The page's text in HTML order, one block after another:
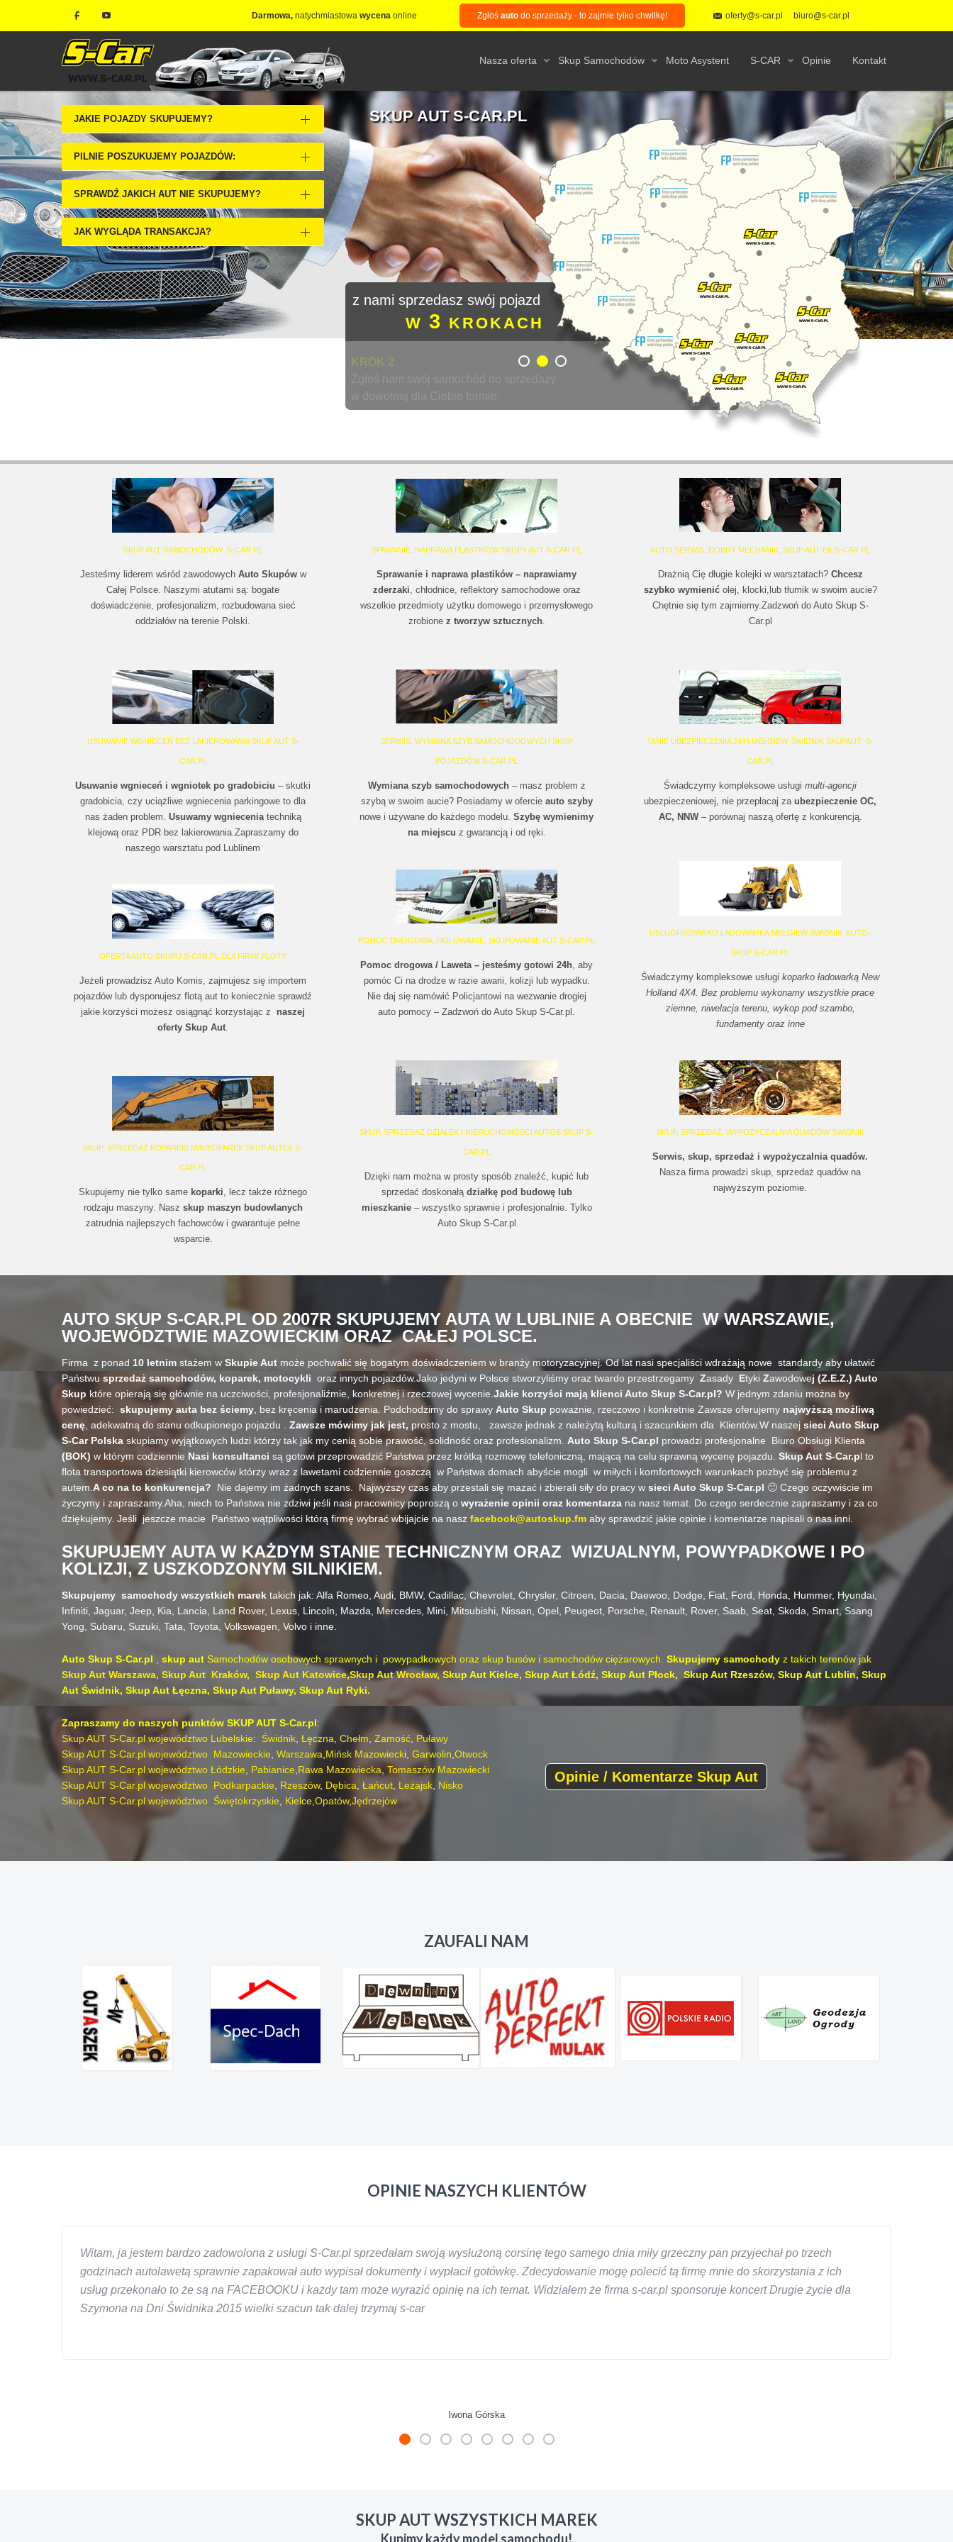
Darmowa, natychmiastowa wycena online Zgłoś auto do sprzedaży - to zajmie tylko chwilkę! oferty@s-car.pl biuro@s-car.pl
Nasza oferta Skup Samochodów Moto Asystent S-CAR Opinie Kontakt
JAKIE POJAZDY SKUPUJEMY?
PILNIE POSZUKUJEMY POJAZDÓW:
SPRAWDŹ JAKICH AUT NIE SKUPUJEMY?
JAK WYGLĄDA TRANSAKCJA?
SKUP AUT S-CAR.PL
z nami sprzedasz swój pojazd
W 3 KROKACH
KROK 2
SKUP AUT SAMOCHODÓW S-CAR.PL
Jesteśmy liderem wśród zawodowych Auto Skupóww
Całej Polsce. Naszymi atutami są: bogate
doświadczenie, profesjonalizm, rozbudowana sieć
oddziałów na terenie Polski.
USUWANIE WGNIECEŃ BEZ LAKIEROWANIA SKUP AUT S-
CAR.PL
Usuwanie wgnieceń i wgniotek po gradobiciu – skutki
gradobicia, czy uciążliwe wgniecenia parkingowe to dla
nas żaden problem. Usuwamy wgnieceniatechniką
klejową oraz PDR bez lakierowania.Zapraszamy do
naszego warsztatu pod Lublinem
OFERTA AUTO SKUPU S-CAR.PL DLA FIRM/ FLOTY
Jeżeli prowadzisz Auto Komis, zajmujesz się importem
pojazdów lub dysponujesz flotą aut to koniecznie sprawdź
jakie korzyści możesz osiągnąć korzystając z naszej
oferty Skup Aut.
SKUP, SPRZEDAŻ KOPAREK/ MINIKOPAREK SKUP AUTEK S-
CAR.PL
Skupujemy nie tylko same koparki, lecz także różnego
rodzaju maszyny. Nasz skup maszyn budowlanych
zatrudnia najlepszych fachowców i gwarantuje pełne
wsparcie.
SPAWANIE, NAPRAWA PLASTIKÓW SKUPY AUT S-CAR.PL
Sprawanie i naprawa plastików – naprawiamy
zderzaki, chłodnice, reflektory samochodowe oraz
wszelkie przedmioty użytku domowego i przemysłowego
zrobione z tworzyw sztucznych.
SERWIS, WYMIANA SZYB SAMOCHODOWYCH SKUP
POJAZDÓW S-CAR.PL
Wymiana szyb samochodowych– masz problem z
szybą w swoim aucie? Posiadamy w ofercie auto szyby
nowe i używane do każdego modelu. Szybę wymienimy
na miejscu z gwarancją i od ręki.
POMOC DROGOWA, HOLOWANIE, SKUPOWANIE AUT S-CAR.PL
Pomoc drogowa / Laweta – jesteśmy gotowi 24h, aby
pomóc Ci na drodze w razie awarii, kolizji lub wypadku.
Nie daj się namówić Policjantowi na wezwanie drogiej
auto pomocy – Zadzwoń do Auto Skup S-Car.pl.
SKUP, SPRZEDAŻ DZIAŁEK I NIERUCHOMOŚCI AUTOS SKUP S-
CAR.PL
Dzięki nam można w prosty sposób znaleźć, kupić lub
sprzedać doskonałą działkę pod budowę lub
mieszkanie– wszystko sprawnie i profesjonalnie. Tylko
Auto Skup S-Car.pl
AUTO SERWIS, DOBRY MECHANIK, SKUP AUT-EK S-CAR.PL
Drażnią Cię długie kolejki w warsztatach? Chcesz
szybko wymienićolej, klocki,lub tłumik w swoim aucie?
Chętnie się tym zajmiemy.Zadzwoń do Auto Skup S-
Car.pl
TANIE UBEZPIECZENIA 24/H MEŁGIEW, ŚWIDNIK SKUPAUT S-
CAR.PL
Świadczymy kompleksowe usługi multi-agencji
ubezpieczeniowej, nie przepłacaj za ubezpieczenie OC,
AC, NNW– porównaj naszą ofertę z konkurencją.
USŁUGI KOPARKO ŁADOWARKĄ MEŁGIEW ŚWIDNIK AUTO-
SKUP S-CAR.PL
Świadczymy kompleksowe usługi koparko ładowarką New
Holland 4X4. Bez problemu wykonamy wszystkie prace
ziemne, niwelacja terenu, wykop pod szambo,
fundamenty oraz inne
SKUP, SPRZEDAŻ, WYPOŻYCZALNIA QUADÓW ŚWIDNIK
Serwis, skup, sprzedaż i wypożyczalnia quadów.
Nasza firma prowadzi skup, sprzedaż quadów na
najwyższym poziomie.
AUTO SKUP S-CAR.PLOD 2007R SKUPUJEMY AUTA W LUBLINIE A OBECNIE WWARSZAWIE,
WOJEWÓDZTWIE MAZOWIECKIMORAZCAŁEJ POLSCE.
Firma z ponad 10 letnim stażem w Skupie Aut może pochwalić się bogatym doświadczeniem w branży motoryzacyjnej. Od lat nasi specjaliści wdrażają nowe standardy aby ułatwić
Państwu sprzedaż samochodów, koparek, motocykli oraz innych pojazdów.Jako jedyni w Polsce stworzyliśmy oraz twardo przestrzegamy Zasady Etyki Zawodowej (Z.E.Z.) Auto
Skup które opierają się głównie na uczciwości, profesjonaliźmie, konkretnej i rzeczowej wycenie. Jakie korzyści mają klienci Auto Skup S-Car.pl? W jednym zdaniu można by
powiedzieć: skupujemy auta bez ściemy , bez kręcenia i marudzenia. Podchodzimy do sprawy Auto Skup poważnie, rzeczowo i konkretnie Zawsze oferujemy najwyższą możliwą
cenę , adekwatną do stanu odkupionego pojazdu . Zawsze mówimy jak jest, prosto z mostu, zawsze jednak z należytą kulturą i szacunkiem dla Klientów.W naszej sieci Auto Skup
S-Car Polska skupiamy wyjątkowych ludzi którzy tak jak my cenią sobie prawość, solidność oraz profesionalizm. Auto Skup S-Car.pl prowadzi profesjonalne Biuro Obsługi Klienta
(BOK) w którym codziennie Nasi konsultanci są gotowi przeprowadzić Państwa przez krótką rozmowę telefoniczną, mającą na celu sprawną wycenę pojazdu. Skup Aut S-Car.pl to
flota transportowa dziesiątki kierowców którzy wraz z lawetami codziennie goszczą w Państwa domach abyście mogli w miłych i komfortowych warunkach pozbyć się problemu z
autem. A co na to konkurencja? Nie dajemy im żadnych szans. Najwyższy czas aby przestali się mazać i zbierali siły do pracy w sieci Auto Skup S-Car.pl 🙂 Czego oczywiście im
życzymy i zapraszamy.Aha, niech to Państwa nie zdziwi jeśli nasi pracownicy poproszą o wyrażenie opinii oraz komentarza na nasz temat. Do czego serdecznie zapraszamy i za co
dziękujemy. Jeśli jeszcze macie Państwo wątpliwości którą firmę wybrać wbijajcie na nasz facebook@autoskup.fm aby sprawdzić jakie opinie i komentarze napisali o nas inni.
SKUPUJEMY AUTA W KAŻDYM STANIE TECHNICZNYM ORAZ WIZUALNYM, POWYPADKOWE I PO
KOLIZJI, Z USZKODZONYM SILNIKIEM.
Skupujemy samochody wszystkich marek takich jak: Alfa Romeo, Audi, BMW, Cadillac, Chevrolet, Chrysler, Citroen, Dacia, Daewoo, Dodge, Fiat, Ford, Honda, Hummer, Hyundai,
Infiniti, Jaguar, Jeep, Kia, Lancia, Land Rover, Lexus, Lincoln, Mazda, Mercedes, Mini, Mitsubishi, Nissan, Opel, Peugeot, Porsche, Renault, Rover, Saab, Seat, Skoda, Smart, Ssang
Yong,
Subaru, Suzuki, Tata, Toyota, Volkswagen, Volvo i inne.
Auto Skup S-Car.pl skup aut Samochodów osobowych sprawnych i powypadkowych oraz skup busów i samochodów ciężarowych. Skupujemy samochody z takich terenów jak
Skup Aut Warszawa, Skup Aut Kraków, Skup Aut Katowice,Skup Aut Wrocław, Skup Aut Kielce, Skup Aut Łódź, Skup Aut Płock, Skup Aut Rzeszów, Skup Aut Lublin, Skup
Aut Świdnik, Skup Aut Łęczna, Skup Aut Puławy, Skup Aut Ryki.
Zapraszamy do naszych punktów SKUP AUT S-Car.pl:
Skup AUT S-Car.pl województwo Lubelskie: Świdnik Łęczna Chełm Zamość Puławy
Skup AUT S-Car.pl województwo Mazowieckie Warszawa Mińsk Mazowiecki, Garwolin Otwock
Skup AUT S-Car.pl województwo Łódzkie
Pabianice Rawa Mazowiecka Tomaszów Mazowiecki
Skup AUT S-Car.pl województwo Podkarpackie
Rzeszów, Dębica Łańcut Leżajsk Nisko
Skup AUT S-Car.pl województwo Świętokrzyskie
Kielce Opatów,Jędrzejów
Opinie / Komentarze Skup Aut
ZAUFALI NAM
OPINIE NASZYCH KLIENTÓW
Witam, ja jestem bardzo zadowolona z usługi S-Car.pl sprzedałam swoją wysłużoną corsinę tego samego dnia miły grzeczny pan przyjechał po trzech
godzinach autolawetą sprawnie zapakował auto wypisał dokumenty i wypłacił gotówkę. Zdecydowanie mogę polecić tą firmę mnie do skorzystania z ich
usług przekonało to że są na FACEBOOKU i każdy tam może wyrazić opinię na ich temat. Widziałem że firma s-car.pl sponsoruje koncert Drugie życie dla
Szymona na Dni Świdnika 2015 wielki szacun tak dalej trzymaj s-car
Iwona Górska
chcecie natknac sie na spaslych wszystkowiedzacych wyzyskiwaczy, to polecam s-car.pl
SKUP AUT WSZYSTKICH MAREK
Kupimy każdy model samochodu!